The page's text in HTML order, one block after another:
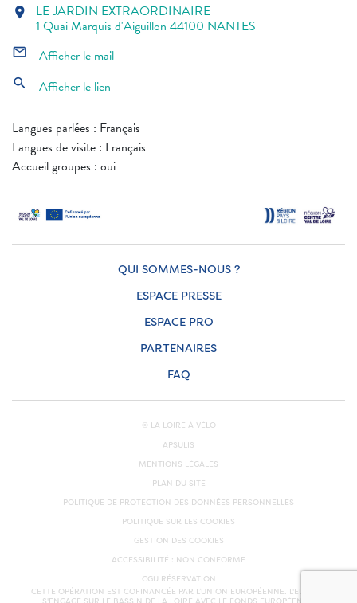
Langues parlées : Français
Langues de visite : Français
Accueil groupes : oui
location_on LE JARDIN EXTRAORDINAIRE
1 Quai Marquis d'Aiguillon 44100 NANTES
mail_outline Afficher le mail
search Afficher le lien
QUI SOMMES-NOUS ?
ESPACE PRESSE
ESPACE PRO
PARTENAIRES
FAQ
© LA LOIRE À VÉLO
APSULIS
MENTIONS LÉGALES
PLAN DU SITE
POLITIQUE DE PROTECTION DES DONNÉES PERSONNELLES
POLITIQUE SUR LES COOKIES
GESTION DES COOKIES
ACCESSIBILITÉ : NON CONFORME
CGU RÉSERVATION
CETTE OPÉRATION EST COFINANCÉE PAR L’UNION EUROPÉENNE. L'EUROPE